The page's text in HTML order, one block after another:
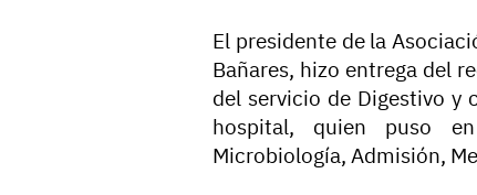
El presidente de la
Bañares, hizo entrega del
del servicio de Digestivo y
hospital, quien puso
Microbiología, Admisión,